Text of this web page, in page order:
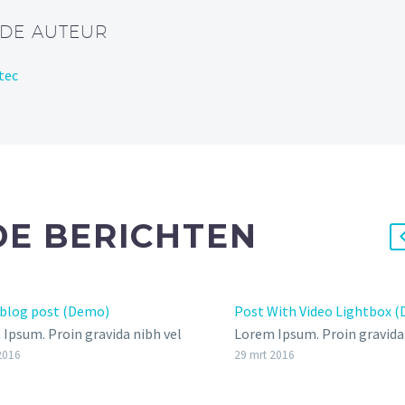
AUTEUR
BERICHTEN
post (Demo)
Ipsum. Proin gravida nibh vel
aliquet. Aenean
Post With Video Lightbox
Lorem Ipsum. Proin
velit auctor aliquet. Aenean
29 mrt 2016